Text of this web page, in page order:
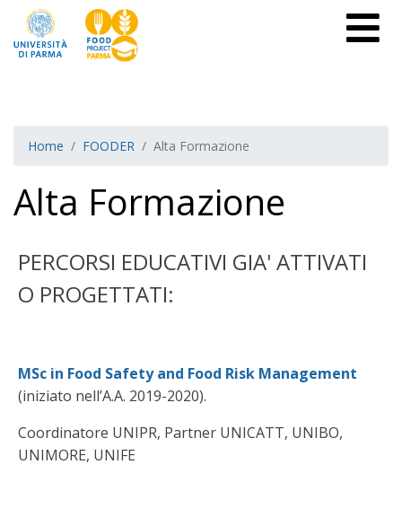
Home FOODER Alta Formazione
Alta Formazione
PERCORSI EDUCATIVI GIA' ATTIVATI
O PROGETTATI:
MSc in Food Safety and Food Risk Management
(iniziato nell’A.A. 2019-2020).
Coordinatore UNIPR, Partner UNICATT, UNIBO,
UNIMORE, UNIFE